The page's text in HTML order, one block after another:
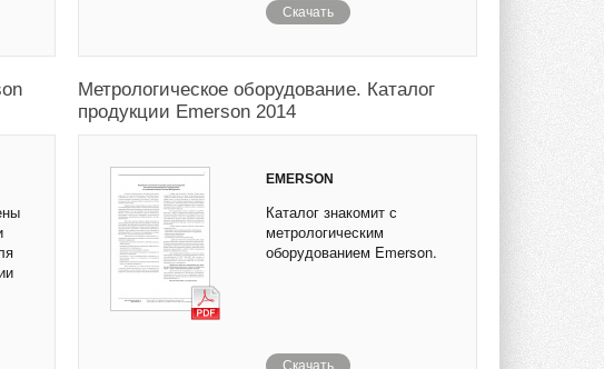
Скачать
Метрологическое оборудование. Каталог
продукции Emerson 2014
EMERSON
Каталог знакомит с
метрологическим
оборудованием Emerson.